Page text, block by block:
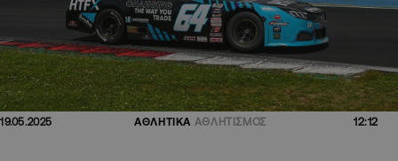
19.05.2025 ΑΘΛΗΤΙΚΑ ΑΘΛΗΤΙΣΜΟΣ 12:12